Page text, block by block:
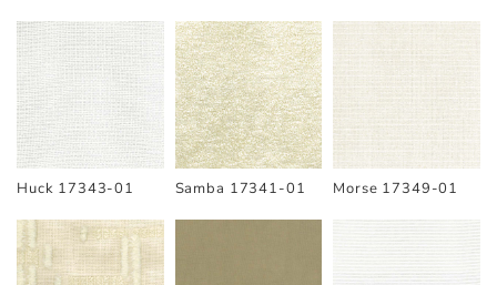
Huck 17343-01 Samba 17341-01 Morse 17349-01